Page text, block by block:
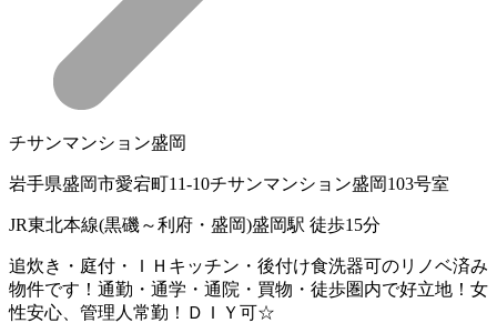
チサンマンション盛岡
岩手県盛岡市愛宕町11-10チサンマンション盛岡103号室
JR東北本線(黒磯～利府・盛岡)盛岡駅 徒歩15分
追炊き・庭付・ＩＨキッチン・後付け食洗器可のリノベ済み
物件です！通勤・通学・通院・買物・徒歩圏内で好立地！女
性安心、管理人常勤！ＤＩＹ可☆